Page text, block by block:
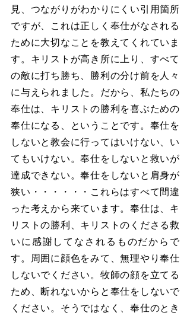
見、つながりがわかりにくい引用箇所
ですが、これは正しく奉仕がなされる
ために大切なことを教えてくれていま
す。キリストが高き所に上り、すべて
の敵に打ち勝ち、勝利の分け前を人々
に与えられました。だから、私たちの
奉仕は、キリストの勝利を喜ぶための
奉仕になる、ということです。奉仕を
しないと教会に行ってはいけない、い
てもいけない。奉仕をしないと救いが
達成できない。奉仕をしないと肩身が
狭い・・・・・・これらはすべて間違
った考えから来ています。奉仕は、キ
リストの勝利、キリストのくださる救
いに感謝してなされるものだからで
す。周囲に顔色をみて、無理やり奉仕
しないでください。牧師の顔を立てる
ため、断れないからと奉仕をしないで
ください。そうではなく、奉仕のとき